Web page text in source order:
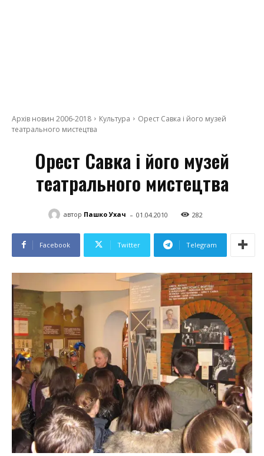
Архів новин 2006-2018 Культура
Орест Савка і його музей
театрального мистецтва
Орест Савка і його музей
театрального мистецтва
автор Пашко Ухач - 01.04.2010 282
Facebook Twitter Telegram